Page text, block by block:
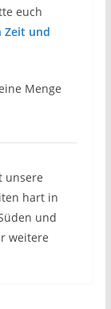
euch
Zeit und
Menge
unsere
hart in
und
weitere